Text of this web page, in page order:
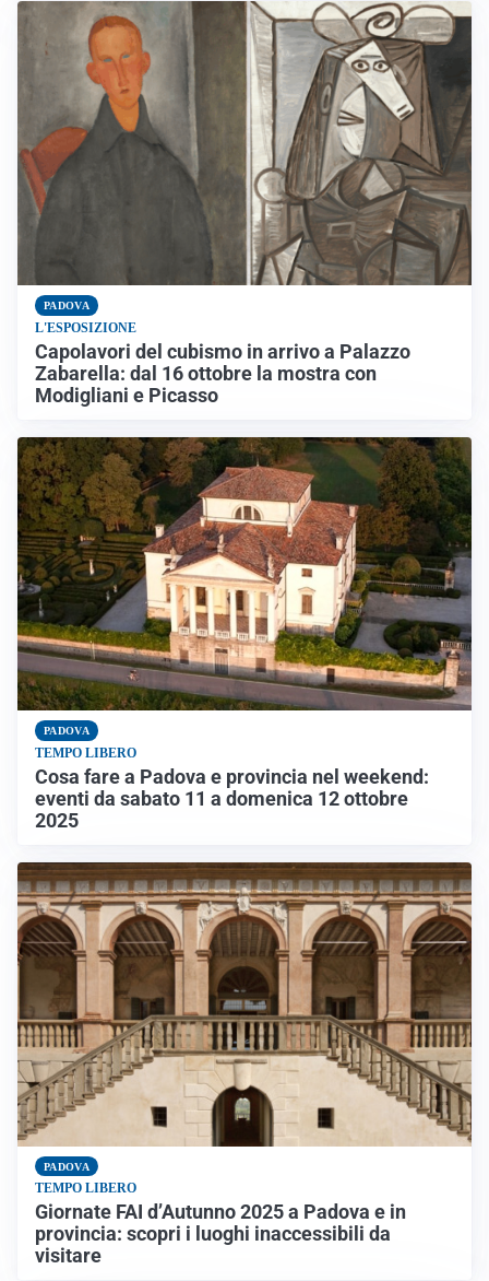
PADOVA
L'ESPOSIZIONE
Capolavori del cubismo in arrivo a Palazzo
Zabarella: dal 16 ottobre la mostra con
Modigliani e Picasso
PADOVA
TEMPO LIBERO
Cosa fare a Padova e provincia nel weekend:
eventi da sabato 11 a domenica 12 ottobre
2025
PADOVA
TEMPO LIBERO
Giornate FAI d’Autunno 2025 a Padova e in
provincia: scopri i luoghi inaccessibili da
visitare